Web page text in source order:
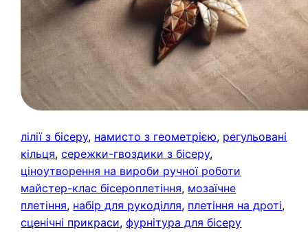
лілії з бісеру, намисто з геометрією, регульовані
кільця, сережки-гвоздики з бісеру
ціноутворення на вироби ручної роботи
майстер-клас бісероплетіння, мозаїчне
плетіння, набір для рукоділля, плетіння на дроті
сценічні прикраси, фурнітура для бісеру